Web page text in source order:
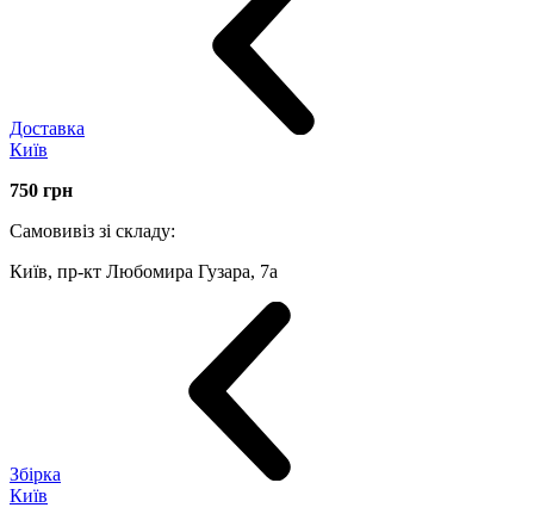
Доставка
Київ
750 грн
Самовивіз зі складу:
Київ, пр-кт Любомира Гузара, 7а
Збірка
Київ